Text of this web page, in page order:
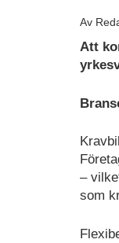
Av
Att
–
som